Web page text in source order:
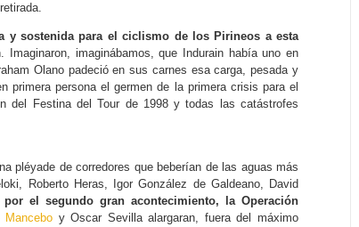
y sostenida para el ciclismo de los Pirineos a esta
imaginábamos, que Indurain había uno en
Olano padeció en sus carnes esa carga, pesada y
primera persona el germen de la primera crisis para el
del Festina del Tour de 1998 y todas las catástrofes
pléyade de corredores que beberían de las aguas más
Roberto Heras, Igor González de Galdeano, David
el segundo gran acontecimiento, la Operación
Mancebo y Oscar Sevilla alargaran, fuera del máximo